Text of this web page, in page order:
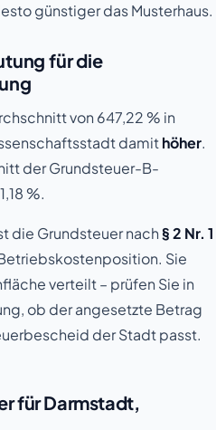
günstiger das Musterhaus.
für die
von 647,22 % in
damithöher.
der Grundsteuer-B-
%.
die Grundsteuer nach § 2 Nr. 1
Sie
verteilt – prüfen Sie in
ob der angesetzte Betrag
der Stadt passt.
für Darmstadt,